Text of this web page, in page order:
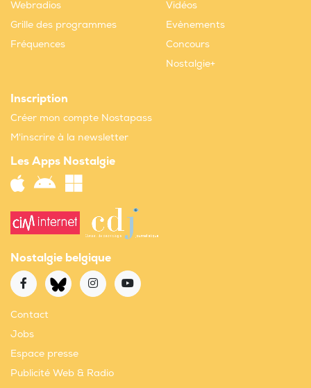
Webradios
Grille des programmes
Fréquences
Vidéos
Evènements
Concours
Nostalgie+
Inscription
Créer mon compte Nostapass
M'inscrire à la newsletter
Les Apps Nostalgie
Nostalgie belgique
Contact
Jobs
Espace presse
Publicité Web & Radio